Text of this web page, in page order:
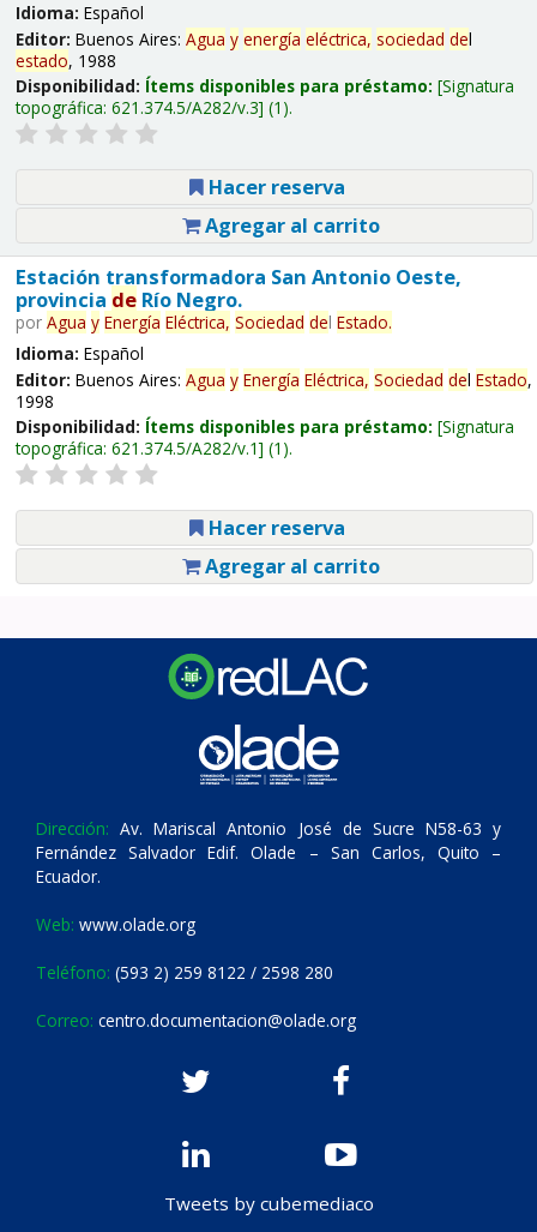
Idioma: Español
Editor: Buenos Aires: Agua y energía eléctrica, sociedad del
estado, 1988
Disponibilidad: Ítems disponibles para préstamo: Signatura
topográfica: 621.374.5/A282/v.3 (1).
Hacer reserva
Agregar al carrito
Estación transformadora San Antonio Oeste,
provincia deRío Negro.
por Agua y Energía Eléctrica, Sociedad del Estado.
Idioma: Español
Editor: Buenos Aires: Agua y Energía Eléctrica, Sociedad del Estado,
1998
Disponibilidad: Ítems disponibles para préstamo: Signatura
topográfica: 621.374.5/A282/v.1 (1).
Hacer reserva
Agregar al carrito
Dirección: Av. Mariscal Antonio José de Sucre N58-63 y
Fernández Salvador Edif. Olade – San Carlos, Quito –
Ecuador.
Web: www.olade.org
Teléfono: (593 2) 259 8122 / 2598 280
Correo: centro.documentacion@olade.org
Tweets by cubemediaco